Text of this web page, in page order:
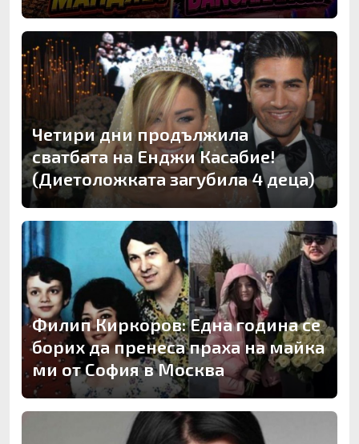
Четири дни продължила
сватбата на Енджи Касабие!
(Диетоложката загубила 4 деца)
Филип Киркоров: Една година се
борих да пренеса праха на майка
ми от София в Москва